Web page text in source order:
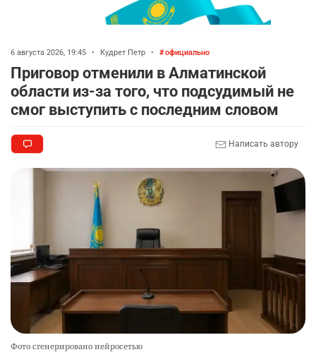
6 августа 2026, 19:45 • Кудрет Петр • официально
Приговор отменили в Алматинской
области из-за того, что подсудимый не
смог выступить с последним словом
Написать автору
Фото сгенерировано нейросетью